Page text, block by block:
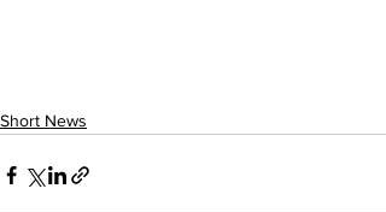
Short News